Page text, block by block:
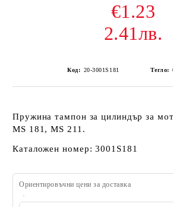
€1.23
2.41лв.
Код: 20-3001S181 Тегло:
Пружина тампон за цилиндър за
MS 181, MS 211.
Каталожен номер: 3001S181
Ориентировъчни цени за доставка